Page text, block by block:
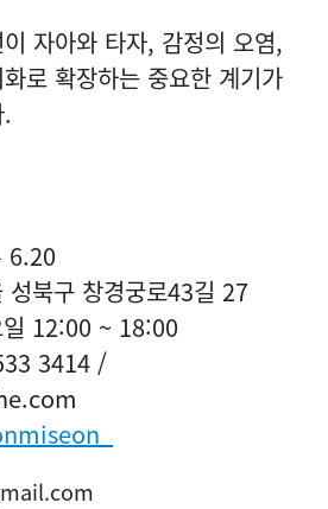
자아와 타자, 감정의 오염,
로 확장하는 중요한 계기가
6.20
북구 창경궁로43길 27
12:00 ~ 18:00
3414 /